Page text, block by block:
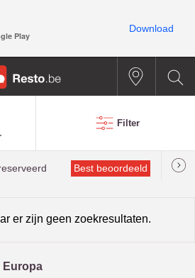
Filter
Best beoordeeld
er zijn geen zoekresultaten.
Europa
Play
Download